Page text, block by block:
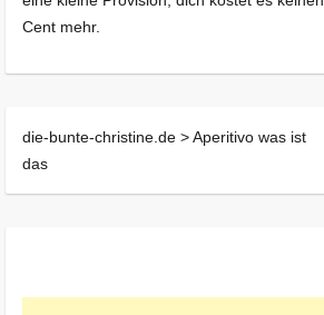
Cent mehr.
die-bunte-christine.de >Aperitivo was ist
das